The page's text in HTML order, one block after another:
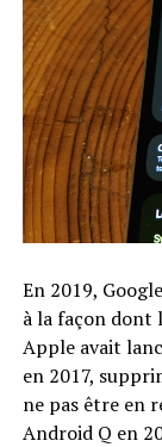
En 2019,
à la façon dont
Apple avait
en 2017,
ne pas être en
Android Q en